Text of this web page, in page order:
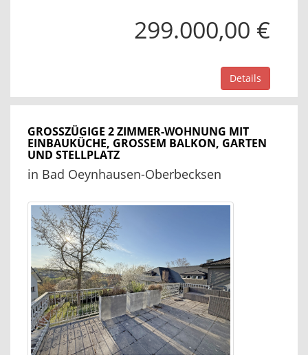
299.000,00 €
Details
GROSSZÜGIGE 2 ZIMMER-WOHNUNG MIT E
INBAUKÜCHE, GROSSEM BALKON, GARTEN UN
D STELLPLATZ
in Bad Oeynhausen-Oberbecksen